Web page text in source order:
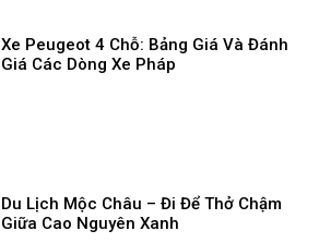
Xe Peugeot 4 Chỗ: Bảng Giá Và Đánh
Giá Các Dòng Xe Pháp
Du Lịch Mộc Châu – Đi Để Thở Chậm
Giữa Cao Nguyên Xanh